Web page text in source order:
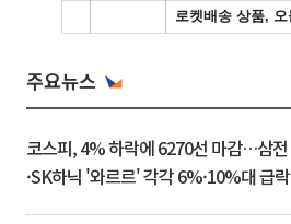
주요뉴스
코스피, 4% 하락에 6270선 마감…삼전
·SK하닉 '와르르' 각각 6%·10%대 급락